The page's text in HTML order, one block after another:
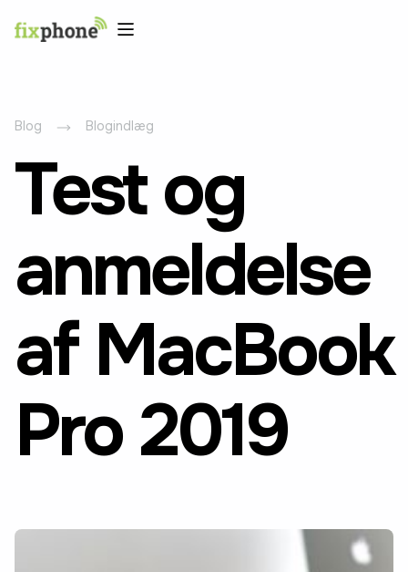
Blog Blogindlæg
Test og
anmeldelse
af MacBook
Pro 2019